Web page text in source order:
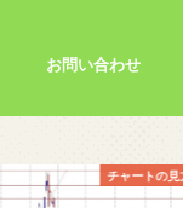
お問い合わせ
チャートの見方